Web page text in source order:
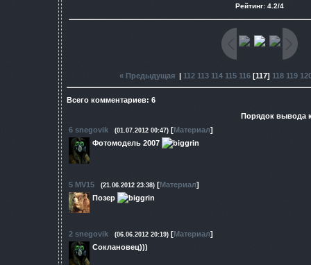
Рейтинг: 4.2/4
« Предыдущая| 112 113 114 115 116[117] 118 119
Всего комментариев: 6
Порядок вывода
6 snegovik (01.07.2012 00:47) [Материал]
Фотомодель 2007
5 MV15 (21.06.2012 23:38) [Материал]
Позер
2 snegovik (06.06.2012 20:19) [Материал]
Соклановец)))